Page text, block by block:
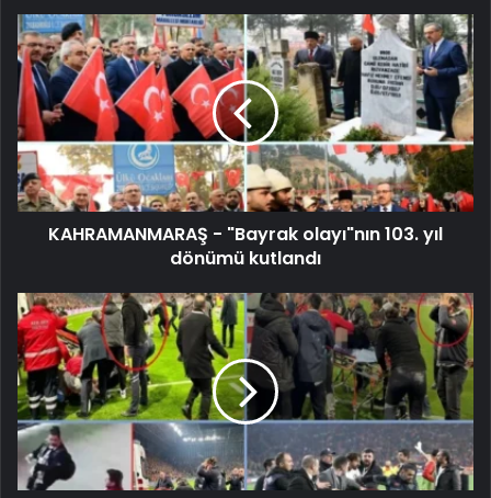
KAHRAMANMARAŞ - "Bayrak olayı"nın 103. yıl
dönümü kutlandı